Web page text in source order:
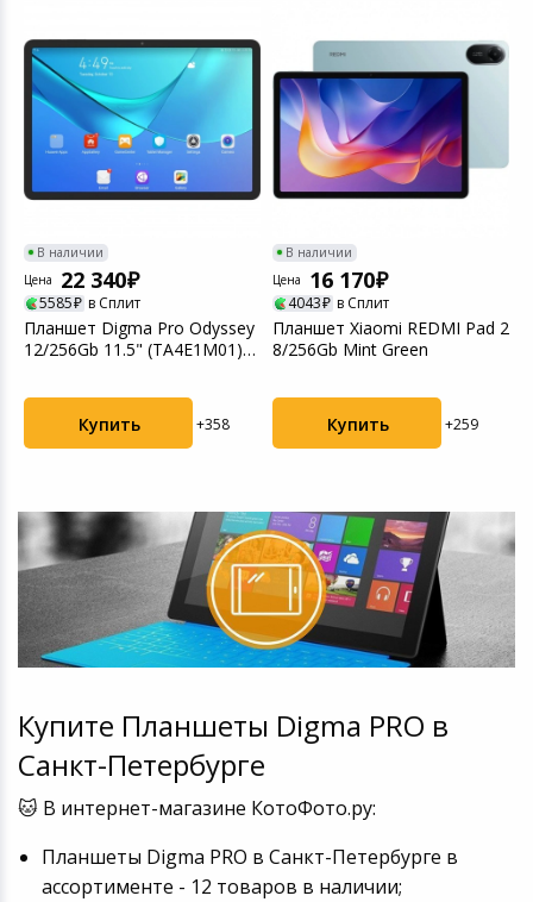
В наличии
Цена
22 340
5585 в Сплит
Планшет Digma Pro Odyssey
12/256Gb 11.5" (TA4E1M01)
Купить +358
В наличии
Цена
16 170
4043 в Сплит
Планшет Xiaomi REDMI Pad 2
8/256Gb Mint Green
Купить +259
Купите Планшеты Digma PRO в
Санкт-Петербурге
🐱 В интернет-магазине КотоФото.ру:
Планшеты Digma PRO в Санкт-Петербурге в
ассортименте - 12 товаров в наличии;